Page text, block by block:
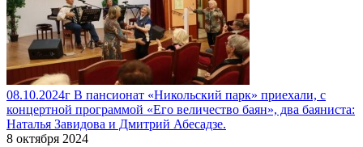
08.10.2024г В пансионат «Никольский парк» приехали, с
концертной программой «Его величество баян», два баяниста:
Наталья Завидова и Дмитрий Абесадзе.
8 октября 2024